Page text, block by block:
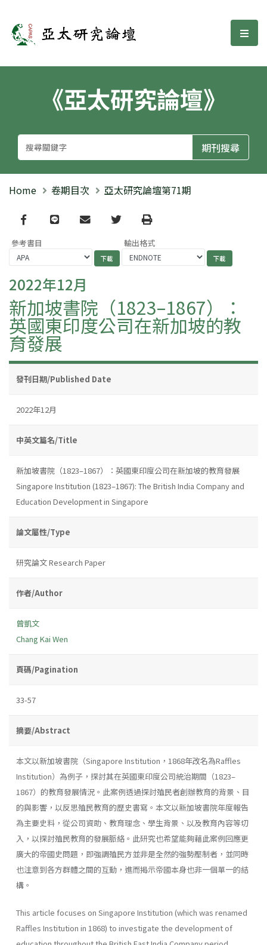
亞太研究論壇 選
《亞太研究論壇》
Home 卷期目次 亞太研究論壇第71期
Facebook
line email TwitterPrint
參考書目 輸出格式
2022年12月
新加坡書院（1823–1867）：
英國東印度公司在新加坡的教
育發展
發刊日期/Published Date
2022年12月
中英文篇名/Title
新加坡書院（1823–1867）：英國東印度公司在新加坡的教育發展
Singapore Institution (1823–1867): The British India Company and
Education Development in Singapore
論文屬性/Type
研究論文 Research Paper
作者/Author
曾凱文
Chang Kai Wen
頁碼/Pagination
33-57
摘要/Abstract
本文以新加坡書院（Singapore Institution，1868年改名為Raffles
Institution）為例子，探討其在英國東印度公司統治期間（1823–
1867）的教育發展情況。此案例透過探討殖民者創辦教育的背景、目
的與影響，以反思殖民教育的歷史書寫。本文以新加坡書院年度報告
為主要史料，從公司資助、教育理念、學生背景、以及教育內容等切
入，以探討殖民教育的發展脈絡。此研究也希望能夠藉此案例回應更
廣大的帝國史問題，即強調殖民方並非是全然的強勢壓制者，並同時
也注意到各方群體之間的互動，進而揭示帝國本身也非一個單一的結
構。
This article focuses on Singapore Institution (which was renamed
Raffles Institution in 1868) to investigate the development of